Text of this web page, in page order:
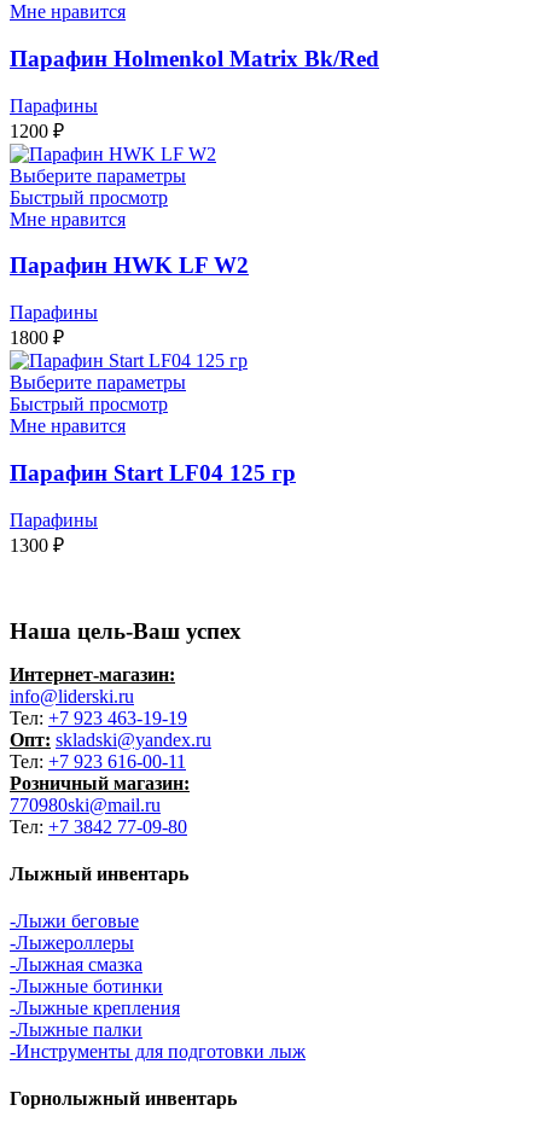
Мне нравится
Парафин Holmenkol Matrix Bk/Red
Парафины
1200 ₽
Выберите параметры
Быстрый просмотр
Мне нравится
Парафин HWK LF W2
Парафины
1800 ₽
Выберите параметры
Быстрый просмотр
Мне нравится
Парафин Start LF04 125 гр
Парафины
1300 ₽
Наша цель-Ваш успех
Интернет-магазин:
info@liderski.ru
Тел: +7 923 463-19-19
Опт: skladski@yandex.ru
Тел: +7 923 616-00-11
Розничный магазин:
770980ski@mail.ru
Тел: +7 3842 77-09-80
Лыжный инвентарь
-Лыжи беговые
-Лыжероллеры
-Лыжная смазка
-Лыжные ботинки
-Лыжные крепления
-Лыжные палки
-Инструменты для подготовки лыж
Горнолыжный инвентарь